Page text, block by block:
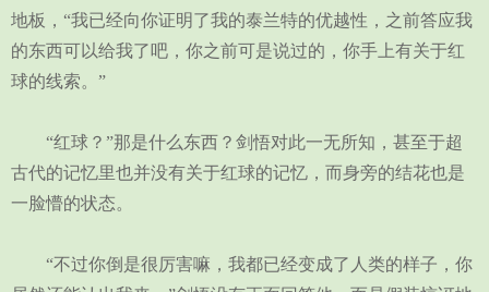
地板，“我已经向你证明了我的泰兰特的优越性，之前答应我
的东西可以给我了吧，你之前可是说过的，你手上有关于红
球的线索。”
“红球？”那是什么东西？剑悟对此一无所知，甚至于超
古代的记忆里也并没有关于红球的记忆，而身旁的结花也是
一脸懵的状态。
“不过你倒是很厉害嘛，我都已经变成了人类的样子，你